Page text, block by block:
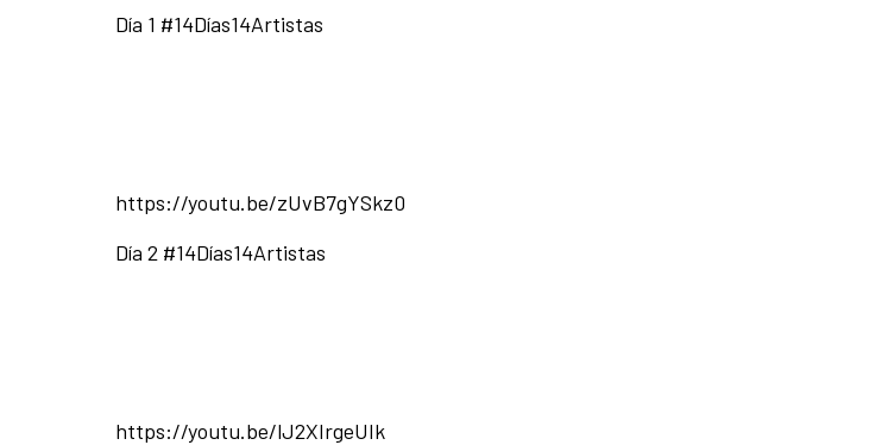
Día 1 #14Días14Artistas
https://youtu.be/zUvB7gYSkz0
Día 2 #14Días14Artistas
https://youtu.be/lJ2XIrgeUIk